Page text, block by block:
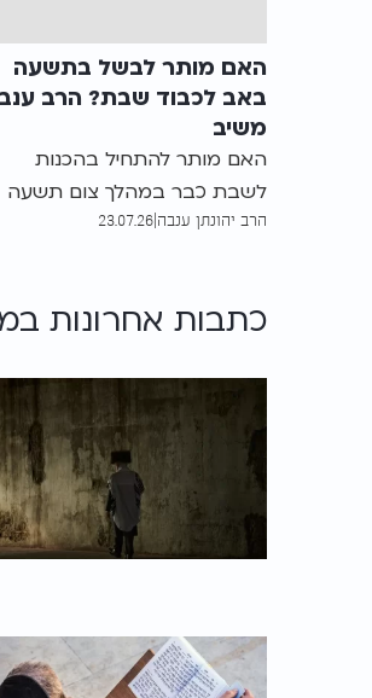
האם מותר לבשל בתשעה
באב לכבוד שבת? הרב
משיב
האם מותר להתחיל בהכנות
לשבת כבר במהלך צום תשעה
באב? הרב יהונתן ענבה מסביר
הרב יהונתן ענבה|
23.07.26
כתבות אחרונות ב